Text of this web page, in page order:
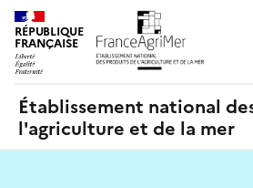
RÉPUBLIQUE
FRANÇAISE
Établissement national
l'agriculture et de la mer
Panneau de gestion des cookies